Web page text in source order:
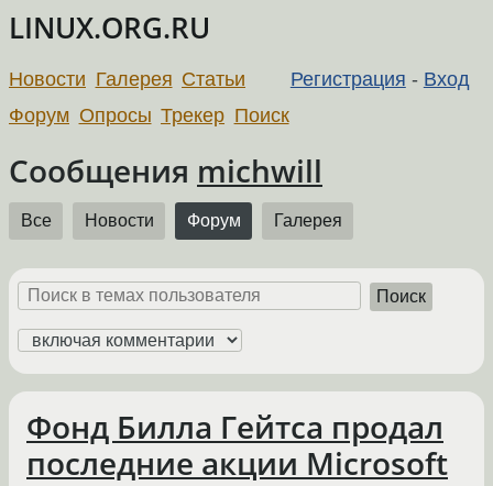
LINUX.ORG.RU
Регистрация - Вход
Новости Галерея Статьи
Форум Опросы Трекер Поиск
Сообщения michwill
Все Новости Форум Галерея
Поиск
Фонд Билла Гейтса продал
последние акции Microsoft